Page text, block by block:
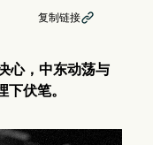
复制链接
心，中东动荡与
伏笔。